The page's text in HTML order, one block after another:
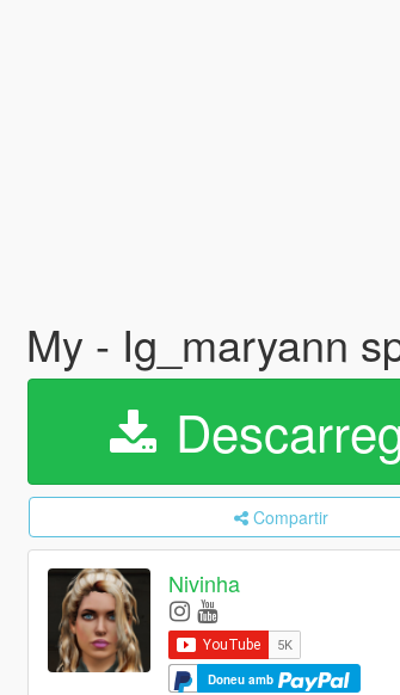
My - Ig_maryann
Compartir
Nivinha
Doneu amb